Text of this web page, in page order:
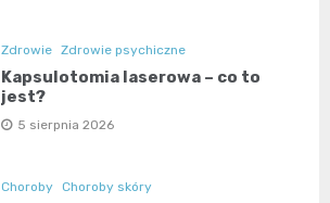
Zdrowie Zdrowie psychiczne
Kapsulotomia laserowa – co to
jest?
5 sierpnia 2026
Choroby Choroby skóry